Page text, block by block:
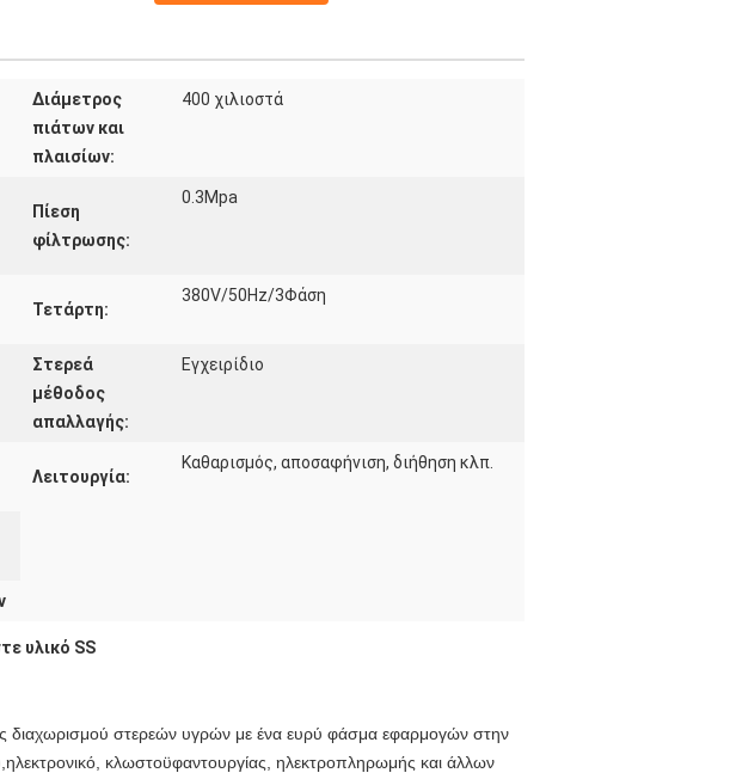
Διάμετρος
πιάτων και
πλαισίων:
400 χιλιοστά
Πίεση
φίλτρωσης:
0.3Mpa
Τετάρτη:
380V/50Hz/3Φάση
Στερεά
μέθοδος
απαλλαγής:
Εγχειρίδιο
Λειτουργία:
Καθαρισμός, αποσαφήνιση, διήθηση κλπ.
υλικό SS
διαχωρισμού στερεών υγρών με ένα ευρύ φάσμα εφαρμογών στην
κλωστοϋφαντουργίας, ηλεκτροπληρωμής και άλλων